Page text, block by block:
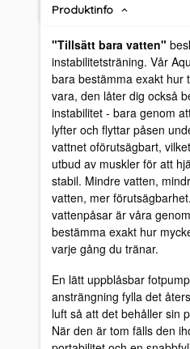
Produktinfo
"Tillsätt bara vatten"
instabilitetsträning. Vår
bara bestämma exakt hur
vara, den låter dig också
instabilitet - bara genom
lyfter och flyttar påsen
vattnet oförutsägbart,
utbud av muskler för att
stabil. Mindre vatten,
vatten, mer
vattenpåsar är våra
bestämma exakt hur
varje gång du tränar.
En lätt uppblåsbar
ansträngning fylla det
luft så att det behåller sin
När den är tom fälls den